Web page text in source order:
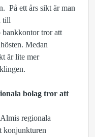
På ett års sikt är man
till
tror att
Medan
är lite mer
bolag tror att
regionala
konjunkturen